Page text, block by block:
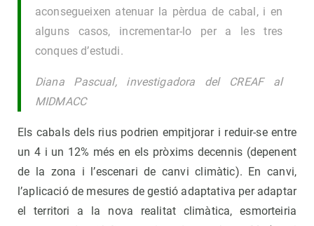
aconsegueixen atenuar la pèrdua de cabal, i en
alguns casos, incrementar-lo per a les tres
conques d’estudi.
Diana Pascual, investigadora del CREAF al
MIDMACC
Els cabals dels rius podrien empitjorar i reduir-se entre
un 4 i un 12% més en els pròxims decennis (depenent
de la zona i l’escenari de canvi climàtic). En canvi,
l’aplicació de mesures de gestió adaptativa per adaptar
el territori a la nova realitat climàtica, esmorteiria